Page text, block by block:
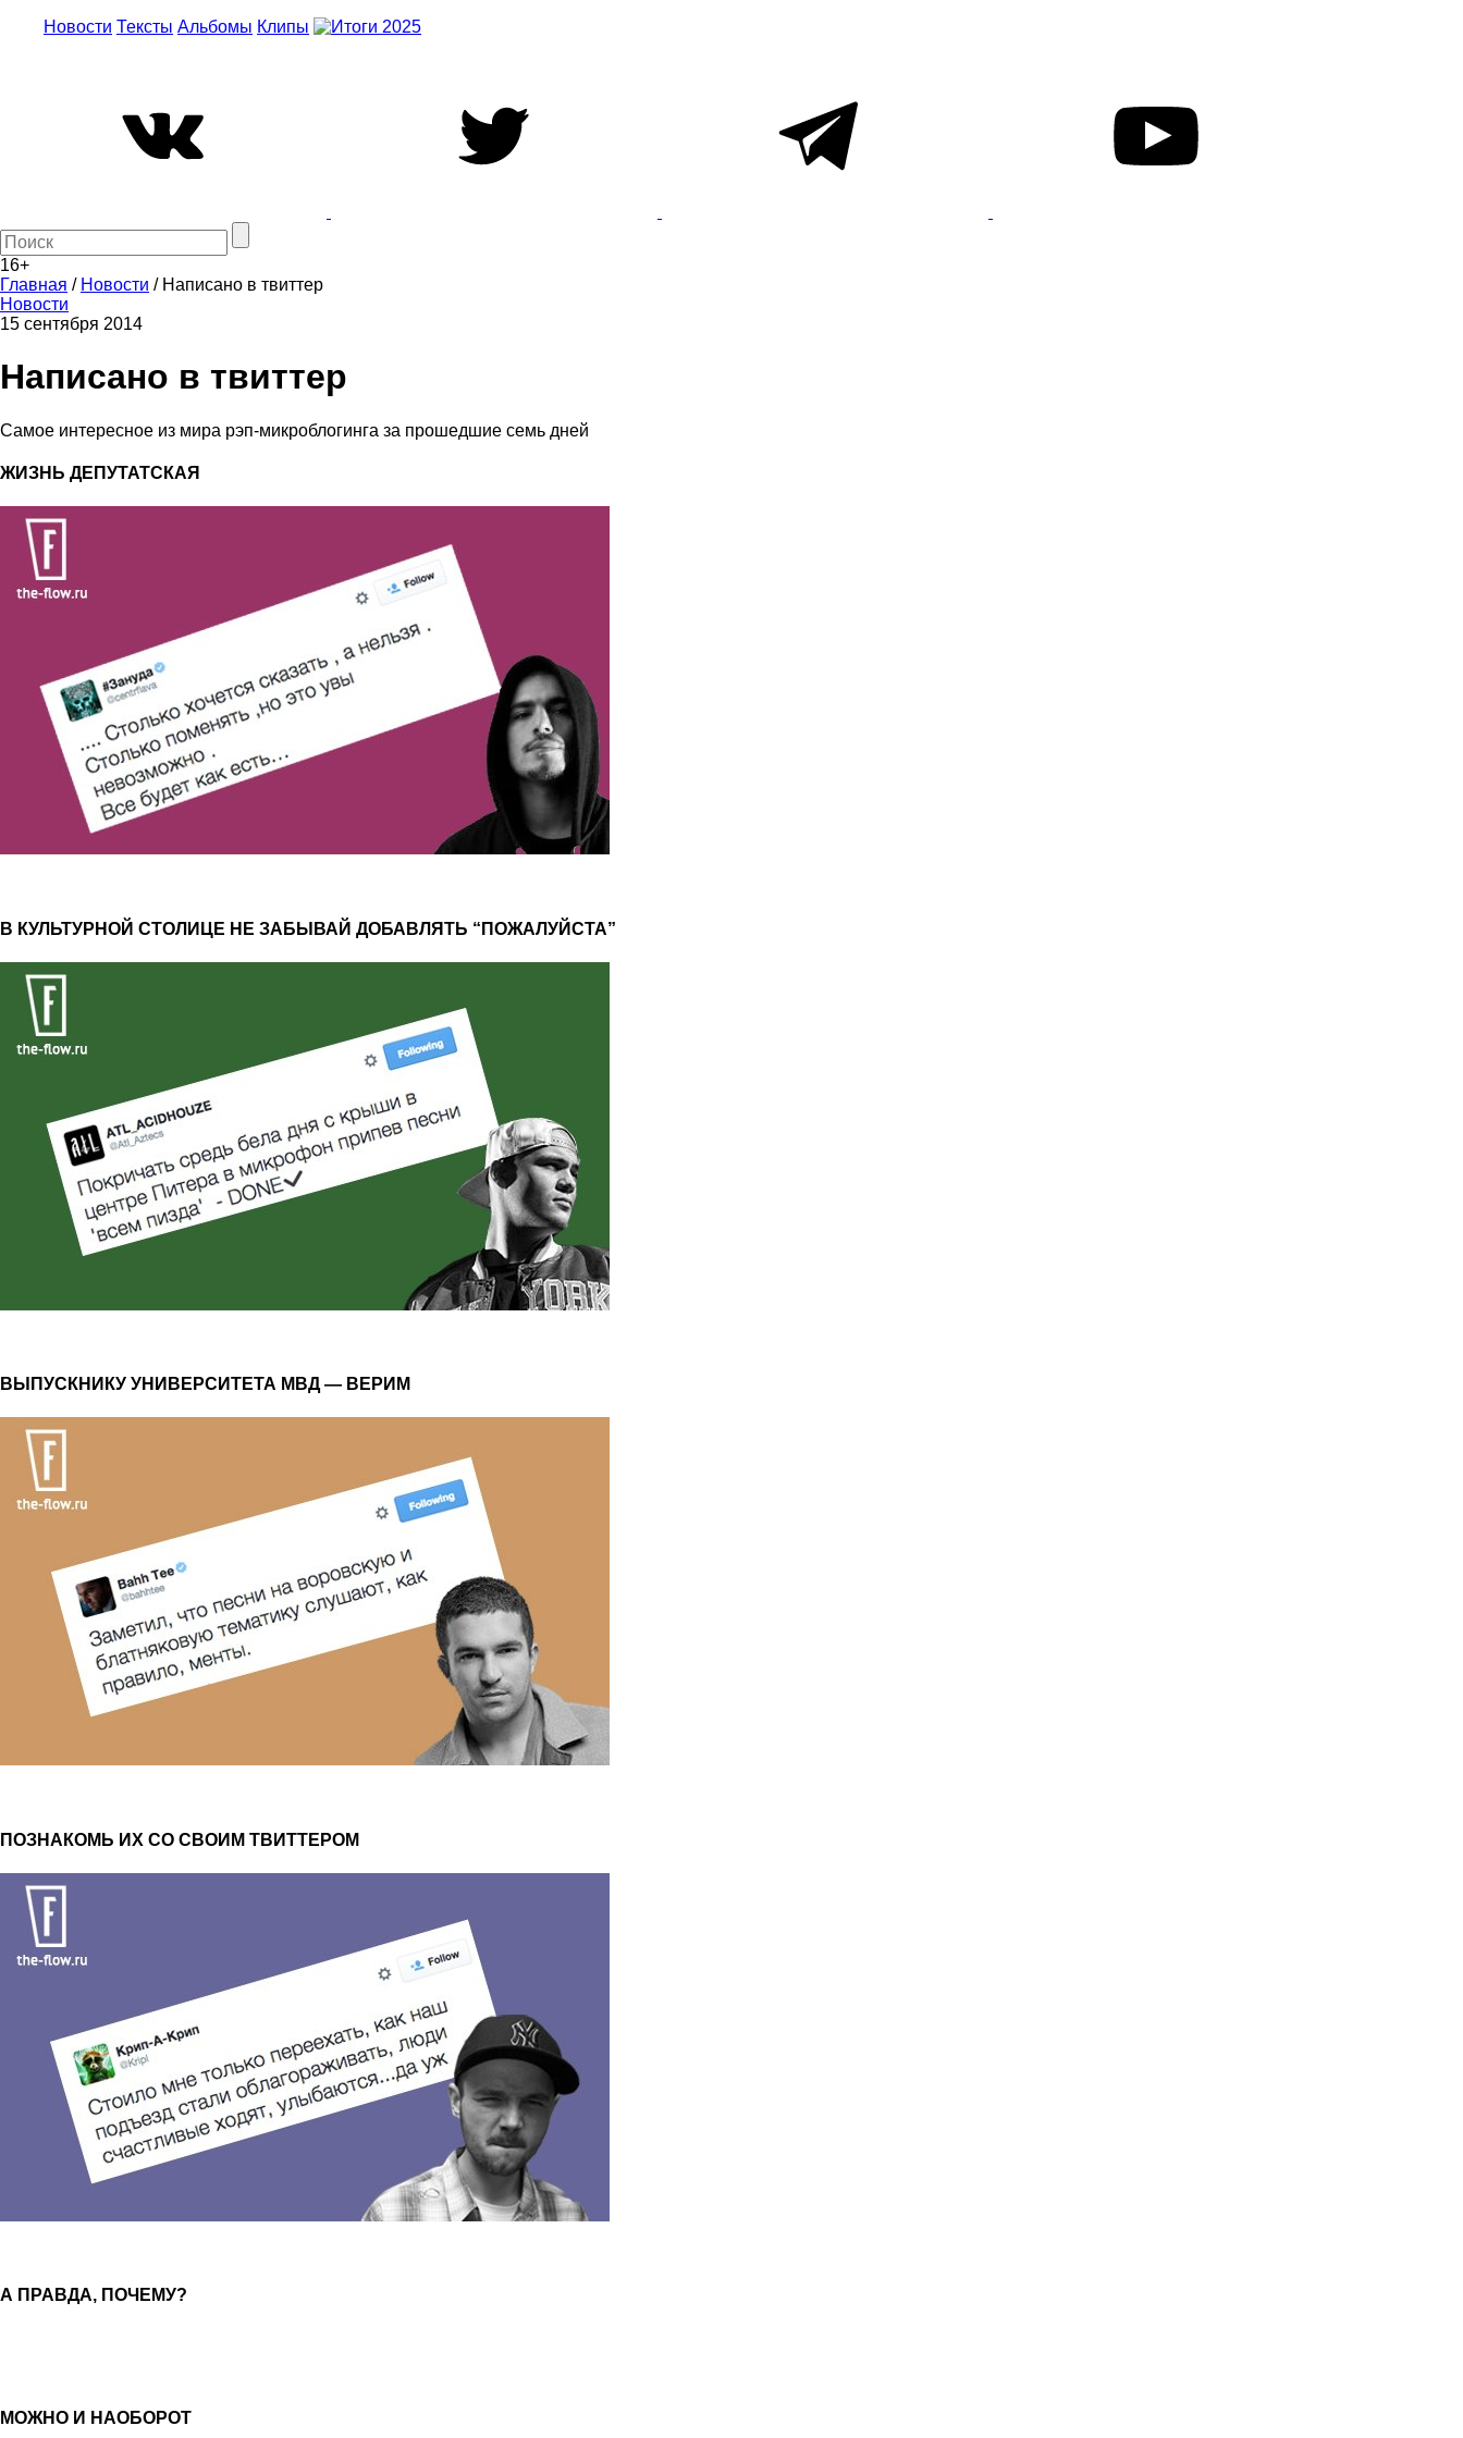
Новости Тексты Альбомы Клипы
16+
Главная / Новости / Написано в твиттер
Новости
15 сентября 2014
Написано в твиттер
Самое интересное из мира рэп-микроблогинга за прошедшие семь дней
ЖИЗНЬ ДЕПУТАТСКАЯ
В КУЛЬТУРНОЙ СТОЛИЦЕ НЕ ЗАБЫВАЙ ДОБАВЛЯТЬ “ПОЖАЛУЙСТА”
ВЫПУСКНИКУ УНИВЕРСИТЕТА МВД — ВЕРИМ
ПОЗНАКОМЬ ИХ СО СВОИМ ТВИТТЕРОМ
А ПРАВДА, ПОЧЕМУ?
МОЖНО И НАОБОРОТ